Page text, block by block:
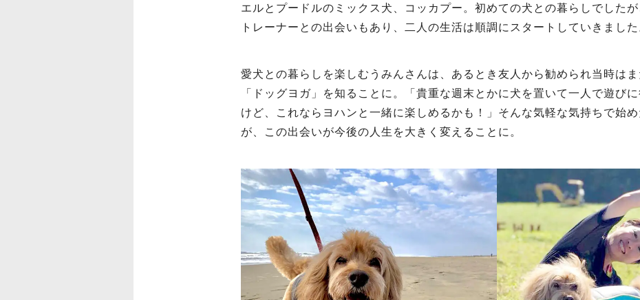
エルとプードルのミックス犬、コッカプー。初めての犬との暮らしでした
トレーナーとの出会いもあり、二人の生活は順調にスタートしていきました
愛犬との暮らしを楽しむうみんさんは、あるとき友人から勧められ当時は
「ドッグヨガ」を知ることに。「貴重な週末とかに犬を置いて一人で遊び
けど、これならヨハンと一緒に楽しめるかも！」そんな気軽な気持ちで始
が、この出会いが今後の人生を大きく変えることに。